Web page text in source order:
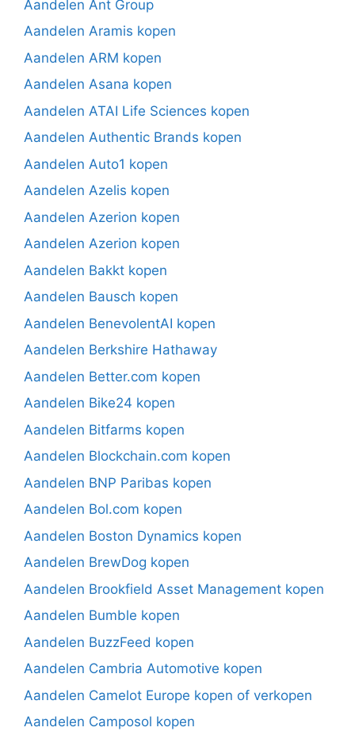
Aandelen Ant Group
Aandelen Aramis kopen
Aandelen ARM kopen
Aandelen Asana kopen
Aandelen ATAI Life Sciences kopen
Aandelen Authentic Brands kopen
Aandelen Auto1 kopen
Aandelen Azelis kopen
Aandelen Azerion kopen
Aandelen Azerion kopen
Aandelen Bakkt kopen
Aandelen Bausch kopen
Aandelen BenevolentAI kopen
Aandelen Berkshire Hathaway
Aandelen Better.com kopen
Aandelen Bike24 kopen
Aandelen Bitfarms kopen
Aandelen Blockchain.com kopen
Aandelen BNP Paribas kopen
Aandelen Bol.com kopen
Aandelen Boston Dynamics kopen
Aandelen BrewDog kopen
Aandelen Brookfield Asset Management kopen
Aandelen Bumble kopen
Aandelen BuzzFeed kopen
Aandelen Cambria Automotive kopen
Aandelen Camelot Europe kopen of verkopen
Aandelen Camposol kopen